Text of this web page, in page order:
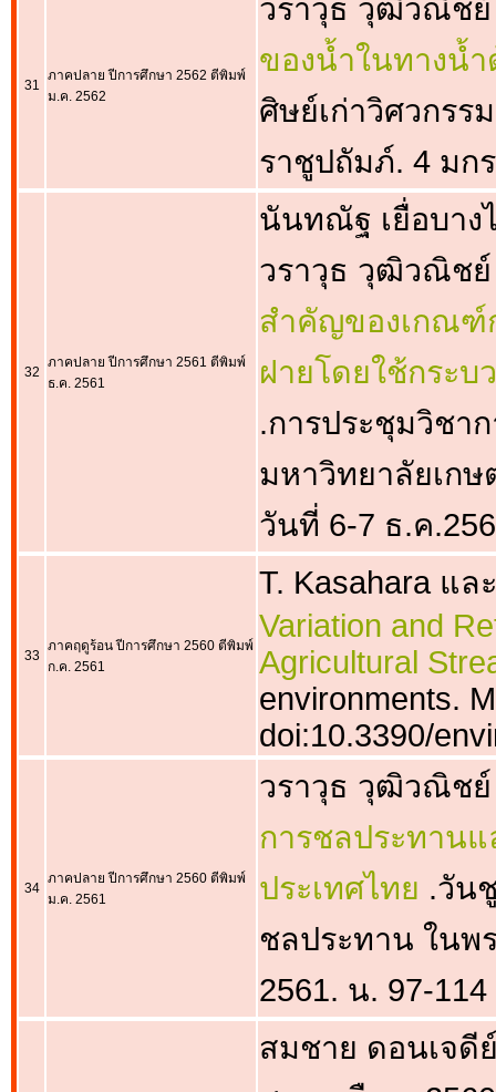
31
ภาคปลาย ปีการศึกษา 2562 ตีพิมพ์
ม.ค. 2562
วราวุธ วุฒิวณิชย์
ของน้ำในทางน้
ศิษย์เก่าวิศวกรร
ราชูปถัมภ์. 4 มก
32
ภาคปลาย ปีการศึกษา 2561 ตีพิมพ์
ธ.ค. 2561
นันทณัฐ เยื่อบาง
วราวุธ วุฒิวณิชย์
สำคัญของเกณฑ์
ฝายโดยใช้กระ
.การประชุมวิชา
มหาวิทยาลัยเก
วันที่ 6-7 ธ.ค
33
ภาคฤดูร้อน ปีการศึกษา 2560 ตีพิมพ์
ก.ค. 2561
T. Kasahara แล
Variation and
Agricultural
environments.
doi:10.3390/
34
ภาคปลาย ปีการศึกษา 2560 ตีพิมพ์
ม.ค. 2561
วราวุธ วุฒิวณิชย์
การชลประทาน
ประเทศไทย .วัน
ชลประทาน ในพ
2561. น. 97-114
สมชาย ดอนเจ